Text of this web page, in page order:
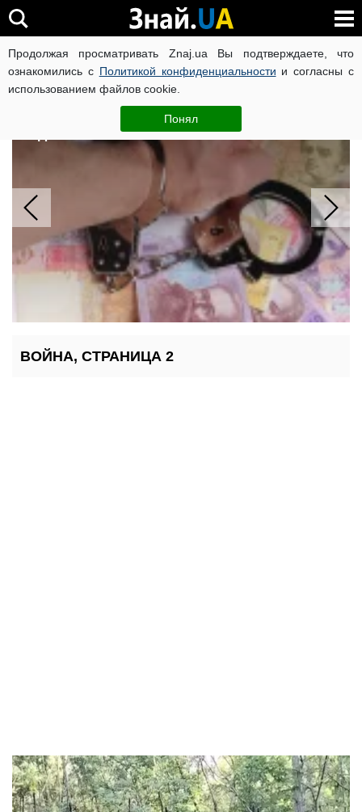
Продолжая просматривать Znaj.ua Вы подтверждаете, что
ознакомились с Политикой конфиденциальности и согласны с
использованием файлов cookie.
Понял
ВОЙНА РОССИИ ПРОТИВ УКРАИНЫ КОРОНАВИРУС В
18 тысяч долларов за "госизмену":
как пенсионерку обманули через
ВОЙНА, СТРАНИЦА 2